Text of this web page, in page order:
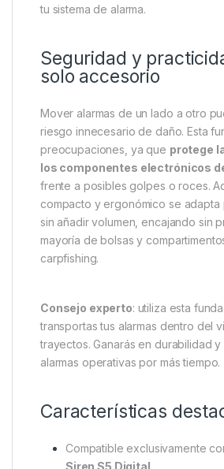
tu sistema de alarma.
Seguridad y
solo accesorio
Mover alarmas de un lado a otro
riesgo innecesario de daño. Esta
preocupaciones, ya que protege
los componentes electrónicos
frente a posibles golpes o roces.
compacto y ergonómico se adapta
sin añadir volumen, encajando sin
mayoría de bolsas y
carpfishing.
Consejo experto: utiliza esta
transportas tus alarmas dentro del
trayectos. Ganarás en durabilidad y
alarmas operativas por más tiempo.
Características
Compatible exclusivamente
Siren S5 Digital